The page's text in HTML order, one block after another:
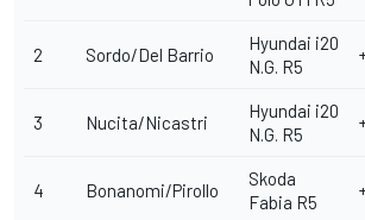
2 Sordo/Del Barrio
Hyundai i20
N.G. R5
3 Nucita/Nicastri
Hyundai i20
N.G. R5
4 Bonanomi/Pirollo
Skoda
Fabia R5